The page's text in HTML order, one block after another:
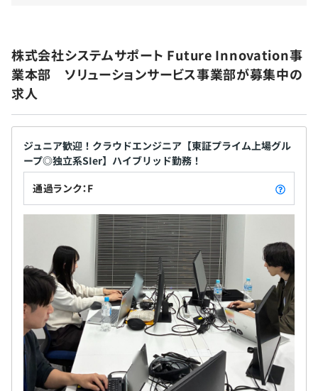
■クラウド環境のシステム運用・監視のための緊急時自動
音声コールサービス『Smart AutoCall』
■エンジニアの工数を50%以上削減『MaxGauge』
■バイモーダル時代の攻めの運用を実現『Hinemos』
■Oracle Standard Editionのために作られたDR環境構築
ツール『Dbvisit Standby』
■モバイル受発注システム『MOS（Mobile Ordering
System）』
■緊急通報・安否確認システム
■IBM Watsonの月額利用サービス『Magic Insight』
■コグニティブプラットフォームサービス『Magic
Insight for WEX』
■AIチャットボットサービス『Magic Insight for
Chatbot』
■データセンターサービス『merisis』
■IBM i（AS/400）基幹クラウドサービス『merisis
Power クラウド』
■クラウド型ファイル共有サービス『merisis オンライン
ストレージ』 など
昇進・昇格は、職能考課（コンピテンシ評価）と業績考課
（目標達成度評価）の結果で決定。職能考課は約30項目
の行動評価、業績考課は目標管理によって年2回おこな
い、成果の達成度により評価をおこないます。
評価結果をFB、課題を明確にし、成長の機会を促しま
す。
社会保険完備（健康保険・厚生年金加入・雇用保険・労災
保険）
無期雇用
株式会社システムサポート Future Innovation事
業本部 ソリューションサービス事業部が募集中の
求人
ジュニア歓迎！クラウドエンジニア【東証プライム上場グル
ープ◎独立系SIer】ハイブリッド勤務！
通過ランク：F